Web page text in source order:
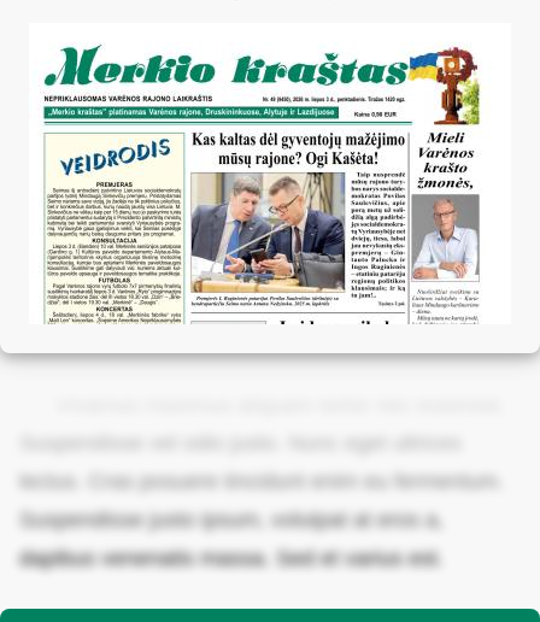
lectus. Cras posuere tincidunt enim eu fermentum.
Suspendisse justo ipsum, volutpat at eros a,
dapibus venenatis massa. Sed et varius est.